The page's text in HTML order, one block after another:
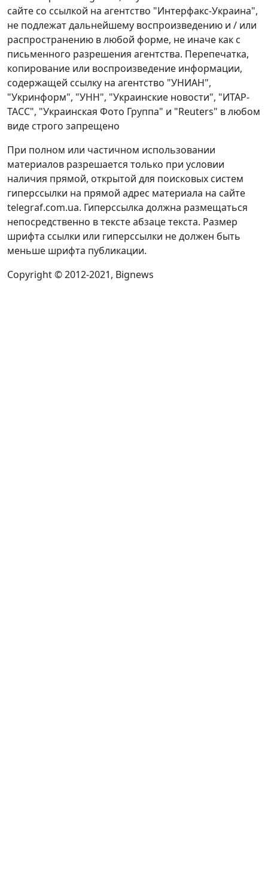
сайте со ссылкой на агентство "Интерфакс-Украина",
не подлежат дальнейшему воспроизведению и / или
распространению в любой форме, не иначе как с
письменного разрешения агентства. Перепечатка,
копирование или воспроизведение информации,
содержащей ссылку на агентство "УНИАН",
"Укринформ", "УНН", "Украинские новости", "ИТАР-
ТАСС", "Украинская Фото Группа" и "Reuters" в любом
виде строго запрещено
При полном или частичном использовании
материалов разрешается только при условии
наличия прямой, открытой для поисковых систем
гиперссылки на прямой адрес материала на сайте
telegraf.com.ua. Гиперссылка должна размещаться
непосредственно в тексте абзаце текста. Размер
шрифта ссылки или гиперссылки не должен быть
меньше шрифта публикации.
Copyright © 2012-2021, Bignews